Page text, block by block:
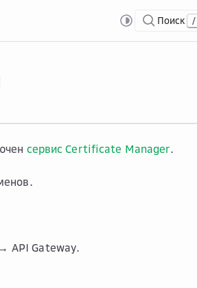
Поиск /
сервис Certificate Manager.
API Gateway.